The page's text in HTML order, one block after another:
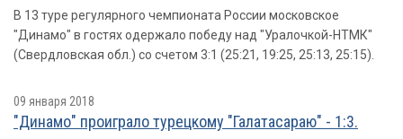
В 13 туре регулярного чемпионата России московское
"Динамо" в гостях одержало победу над "Уралочкой-НТМК"
(Свердловская обл.) со счетом 3:1 (25:21, 19:25, 25:13, 25:15).
09 января 2018
"Динамо" проиграло турецкому "Галатасараю" - 1:3.